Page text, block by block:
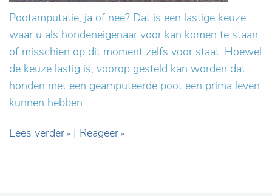
Pootamputatie; ja of nee? Dat is een lastige keuze
waar u als hondeneigenaar voor kan komen te staan
of misschien op dit moment zelfs voor staat. Hoewel
de keuze lastig is, voorop gesteld kan worden dat
honden met een geamputeerde poot een prima leven
kunnen hebben....
Lees verder | Reageer